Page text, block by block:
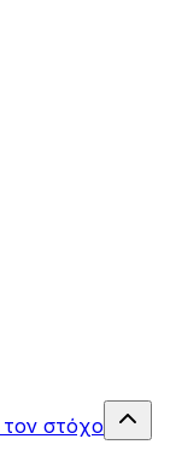
στόχο